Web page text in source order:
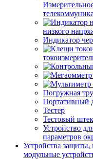
низкого
Индикатор
Погружная
Портативный
Тестер
Тестовый
Устройство
параметров
Устройства защиты,
модульные